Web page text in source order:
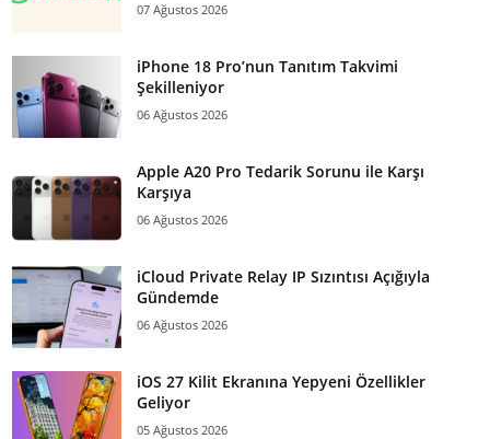
07 Ağustos 2026
iPhone 18 Pro’nun Tanıtım Takvimi
Şekilleniyor
06 Ağustos 2026
Apple A20 Pro Tedarik Sorunu ile Karşı
Karşıya
06 Ağustos 2026
iCloud Private Relay IP Sızıntısı Açığıyla
Gündemde
06 Ağustos 2026
iOS 27 Kilit Ekranına Yepyeni Özellikler
Geliyor
05 Ağustos 2026